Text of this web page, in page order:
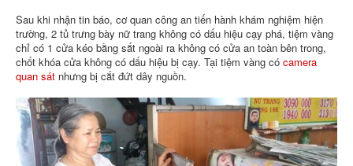
Sau khi nhận tin báo, cơ quan công an tiến hành khám nghiệm hiện
trường, 2 tủ trưng bày nữ trang không có dấu hiệu cạy phá, tiệm vàng
chỉ có 1 cửa kéo bằng sắt ngoài ra không có cửa an toàn bên trong,
chốt khóa cửa không có dấu hiệu bị cạy. Tại tiệm vàng có camera
quan sát nhưng bị cắt đứt dây nguồn.